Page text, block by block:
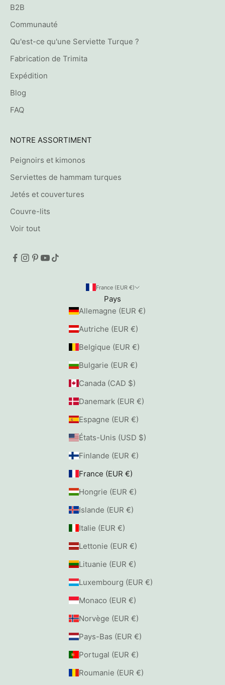
B2B
Communauté
Qu'est-ce qu'une Serviette Turque ?
Fabrication de Trimita
Expédition
Blog
FAQ
NOTRE ASSORTIMENT
Peignoirs et kimonos
Serviettes de hammam turques
Jetés et couvertures
Couvre-lits
Voir tout
France (EUR €)
Pays
Allemagne (EUR €)
Autriche (EUR €)
Belgique (EUR €)
Bulgarie (EUR €)
Canada (CAD $)
Danemark (EUR €)
Espagne (EUR €)
États-Unis (USD $)
Finlande (EUR €)
France (EUR €)
Hongrie (EUR €)
Islande (EUR €)
Italie (EUR €)
Lettonie (EUR €)
Lituanie (EUR €)
Luxembourg (EUR €)
Monaco (EUR €)
Norvège (EUR €)
Pays-Bas (EUR €)
Portugal (EUR €)
Roumanie (EUR €)